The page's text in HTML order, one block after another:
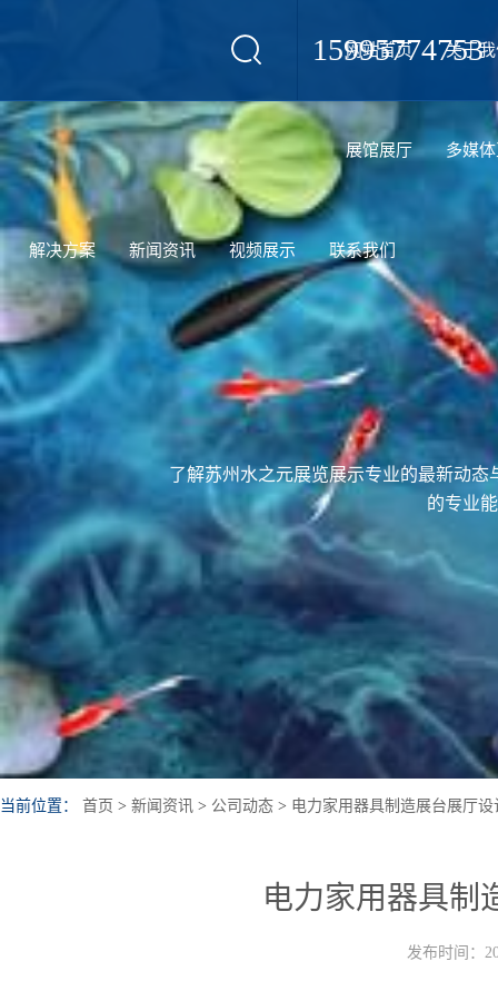
15995774753
网站首页 关于
展馆展厅 多媒
解决方案 新闻资讯 视频展示 联系我们
了解苏州水之元展览展示专业的最新动
的专业
当前位置： 首页 > 新闻资讯 > 公司动态 > 电力家用器具制造展台展厅设
电力家用器具制
发布时间：